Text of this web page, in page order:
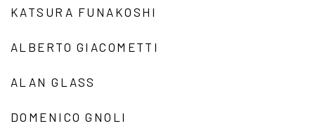
KATSURA FUNAKOSHI
ALBERTO GIACOMETTI
ALAN GLASS
DOMENICO GNOLI